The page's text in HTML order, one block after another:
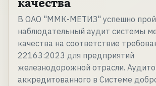
В ОАО "ММК-МЕТИЗ" успешно
наблюдательный аудит системы
качества на соответствие
22163:2023 для предприятий
железнодорожной отрасли.
аккредитованного в Системе